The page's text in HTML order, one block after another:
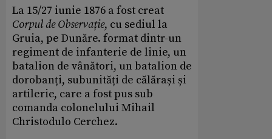
La 15/27 iunie 1876 a fost creat
Corpul de Observație, cu sediul la
Gruia, pe Dunăre. format dintr-un
regiment de infanterie de linie, un
batalion de vânători, un batalion de
dorobanți, subunități de călărași și
artilerie, care a fost pus sub
comanda colonelului Mihail
Christodulo Cerchez.